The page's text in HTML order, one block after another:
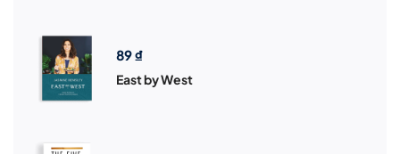
89₫
East by West